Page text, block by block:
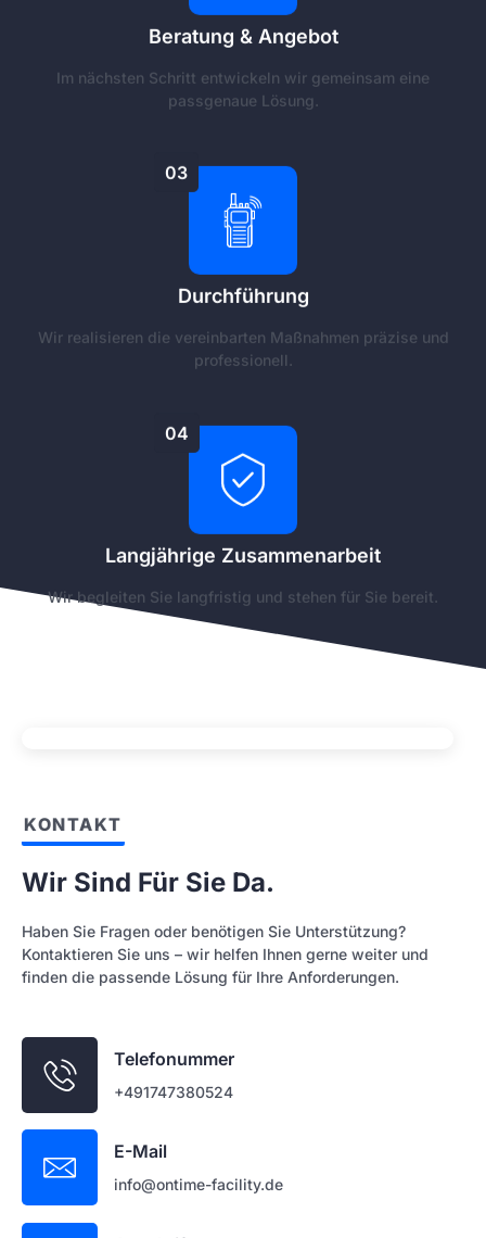
Beratung & Angebot
Im nächsten Schritt entwickeln wir gemeinsam eine
passgenaue Lösung.
03
Durchführung
Wir realisieren die vereinbarten Maßnahmen präzise und
professionell.
04
Langjährige Zusammenarbeit
Wir begleiten Sie langfristig und stehen für Sie bereit.
KONTAKT
Wir Sind Für Sie Da.
Haben Sie Fragen oder benötigen Sie Unterstützung?
Kontaktieren Sie uns – wir helfen Ihnen gerne weiter und
finden die passende Lösung für Ihre Anforderungen.
Telefonummer
+491747380524
E-Mail
info@ontime-facility.de